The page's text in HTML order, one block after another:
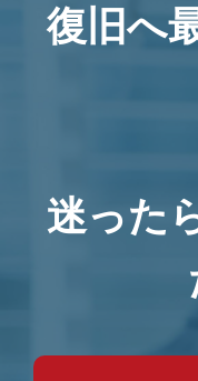
復旧へ
迷った